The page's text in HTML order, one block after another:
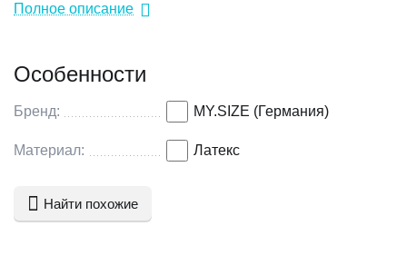
определив и затем используя свой размер
полового акта.
Всего MY.SIZE предлагает девять размеров
половину длины окружности презерватива (ширину) в
53 – стандартный, а размеры 57, 60, 64, 69, 72 –
Полное описание
Особенности
Бренд: MY.SIZE (Германия)
Материал: Латекс
Найти похожие